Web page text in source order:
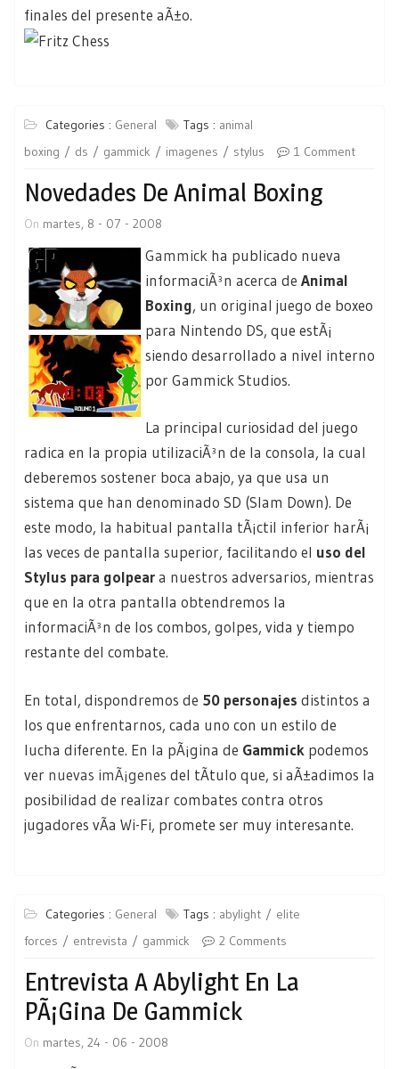
finales del presente aÃ±o.
Categories : General Tags : animal
boxing
ds gammick imagenes stylus 1 Comment
Novedades De Animal Boxing
On martes, 8 - 07 - 2008
Gammick ha publicado nueva
informaciÃ³n acerca de Animal
Boxing, un original juego de boxeo
para Nintendo DS, que estÃ¡
siendo desarrollado a nivel interno
por Gammick Studios.
La principal curiosidad del juego
radica en la propia utilizaciÃ³n de la consola, la cual
deberemos sostener boca abajo, ya que usa un
sistema que han denominado SD (Slam Down). De
este modo, la habitual pantalla tÃ¡ctil inferior harÃ¡
las veces de pantalla superior, facilitando el uso del
Stylus para golpeara nuestros adversarios, mientras
que en la otra pantalla obtendremos la
informaciÃ³n de los combos, golpes, vida y tiempo
restante del combate.
En total, dispondremos de 50 personajes distintos a
los que enfrentarnos, cada uno con un estilo de
lucha diferente. En la pÃ¡gina de Gammick podemos
ver nuevas imÃ¡genes del tÃ­tulo que, si aÃ±adimos la
posibilidad de realizar combates contra otros
jugadores vÃ­a Wi-Fi, promete ser muy interesante.
Categories : General Tags : abylight
elite
forces
entrevista gammick 2 Comments
Entrevista A Abylight En La
PÃ¡gina De Gammick
On martes, 24 - 06 - 2008